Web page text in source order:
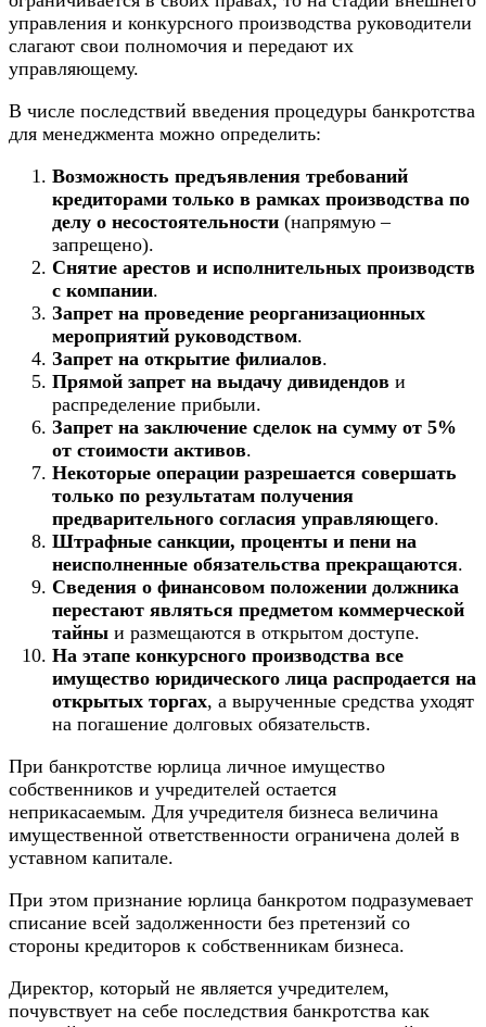
управления и конкурсного производства руководители
слагают свои полномочия и передают их
управляющему.
В числе последствий введения процедуры банкротства
для менеджмента можно определить:
Возможность предъявления требований
кредиторами только в рамках производства по
делу о несостоятельности (напрямую –
запрещено).
Снятие арестов и исполнительных производств
с компании.
Запрет на проведение реорганизационных
мероприятий руководством.
Запрет на открытие филиалов.
Прямой запрет на выдачу дивидендов и
распределение прибыли.
Запрет на заключение сделок на сумму от 5%
от стоимости активов.
Некоторые операции разрешается совершать
только по результатам получения
предварительного согласия управляющего.
Штрафные санкции, проценты и пени на
неисполненные обязательства прекращаются.
Сведения о финансовом положении должника
перестают являться предметом коммерческой
тайны и размещаются в открытом доступе.
На этапе конкурсного производства все
имущество юридического лица распродается на
открытых торгах, а вырученные средства уходят
на погашение долговых обязательств.
При банкротстве юрлица личное имущество
собственников и учредителей остается
неприкасаемым. Для учредителя бизнеса величина
имущественной ответственности ограничена долей в
уставном капитале.
При этом признание юрлица банкротом подразумевает
списание всей задолженности без претензий со
стороны кредиторов к собственникам бизнеса.
Директор, который не является учредителем,
почувствует на себе последствия банкротства как